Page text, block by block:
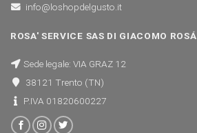
info@loshopdelgusto.it
ROSA' SERVICE SAS DI GIACOMO ROSÁ
Sede legale: VIA GRAZ 12
38121 Trento (TN)
P.IVA 01820600227